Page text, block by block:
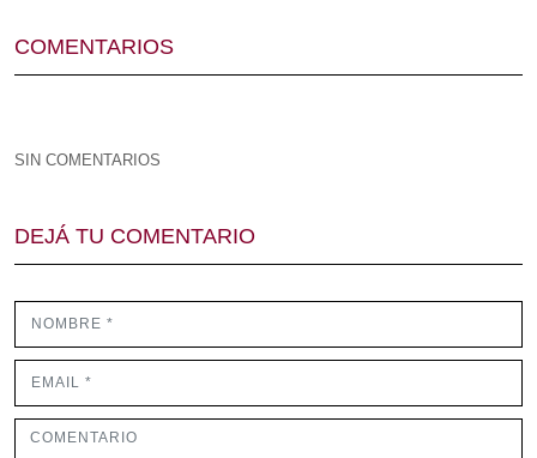
COMENTARIOS
SIN COMENTARIOS
DEJÁ TU COMENTARIO